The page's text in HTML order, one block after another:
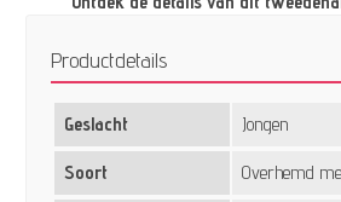
Productdetails
Geslacht Jongen
Soort Overhemd